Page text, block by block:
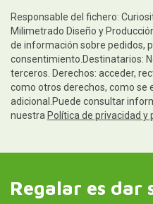
Responsable del fichero:
Milimetrado Diseño y
de información sobre pedidos,
consentimiento.Destinatarios:
terceros. Derechos: acceder,
como otros derechos, como se
adicional.Puede consultar
nuestra Política de privacidad y
Regalar es dar